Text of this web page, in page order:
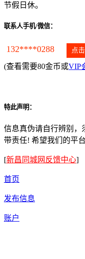
节假日休。
联系人手机/微信：
132****0288 点
(查看需要80金币或VIP
特此声明：
信息真伪请自行辨别，
带责任! 希望我们的平
[新昌同城网反馈中心]
首页
发布信息
账户